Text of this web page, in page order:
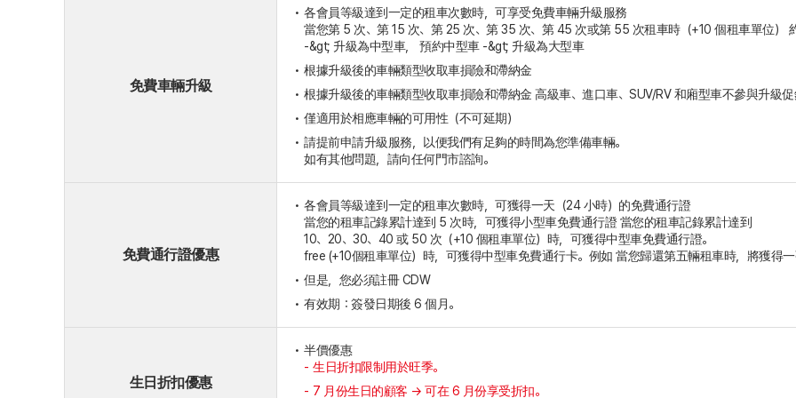
免費車輛升級
各會員等級達到一定的租車次數時，可享受免費車輛升級服務
當您第 5 次、第 15 次、第 25 次、第 35 次、第 45 次或第 55 次租車時（+10 個租車單位）
-&gt; 升級為中型車， 預約中型車 -&gt; 升級為大型車
根據升級後的車輛類型收取車損險和滯納金
根據升級後的車輛類型收取車損險和滯納金 高級車、進口車、SUV/RV 和廂型車不參與升級
僅適用於相應車輛的可用性（不可延期）
請提前申請升級服務，以便我們有足夠的時間為您準備車輛。
如有其他問題，請向任何門市諮詢。
免費通行證優惠
各會員等級達到一定的租車次數時，可獲得一天（24 小時）的免費通行證
當您的租車記錄累計達到 5 次時，可獲得小型車免費通行證 當您的租車記錄累計達到
10、20、30、40 或 50 次（+10 個租車單位）時，可獲得中型車免費通行證。
free (+10個租車單位）時，可獲得中型車免費通行卡。例如 當您歸還第五輛租車時，將獲得
但是，您必須註冊 CDW
有效期：簽發日期後 6 個月。
生日折扣優惠
半價優惠
生日折扣限制用於旺季。
7 月份生日的顧客 → 可在 6 月份享受折扣。